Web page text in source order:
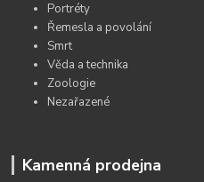
Portréty
Řemesla a povolání
Smrt
Věda a technika
Zoologie
Nezařazené
Kamenná prodejna